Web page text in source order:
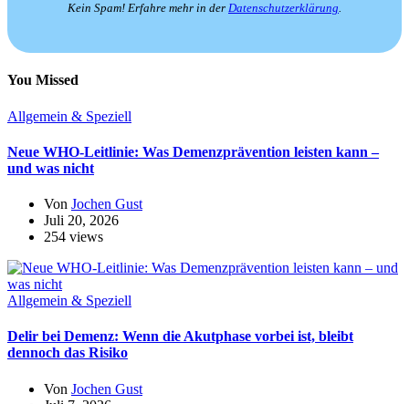
Kein Spam! Erfahre mehr in der Datenschutzerklärung.
You Missed
Allgemein & Speziell
Neue WHO-Leitlinie: Was Demenzprävention leisten kann –
und was nicht
Von Jochen Gust
Juli 20, 2026
254 views
Allgemein & Speziell
Delir bei Demenz: Wenn die Akutphase vorbei ist, bleibt
dennoch das Risiko
Von Jochen Gust